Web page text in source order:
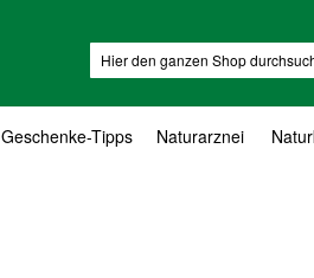
Geschenke-Tipps Naturarznei